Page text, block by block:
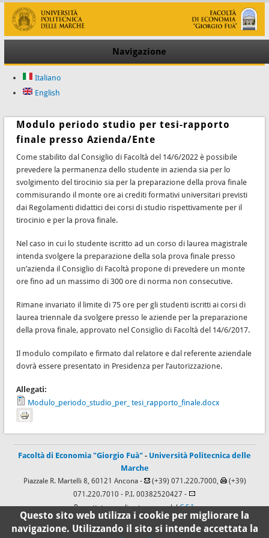
Navigazione
Italiano
English
Modulo periodo studio per tesi-rapporto
finale presso Azienda/Ente
Come stabilito dal Consiglio di Facoltà del 14/6/2022 è possibile
prevedere la permanenza dello studente in azienda sia per lo
svolgimento del tirocinio sia per la preparazione della prova finale
commisurando il monte ore ai crediti formativi universitari previsti
dai Regolamenti didattici dei corsi di studio rispettivamente per il
tirocinio e per la prova finale.
Nel caso in cui lo studente iscritto ad un corso di laurea magistrale
intenda svolgere la preparazione della sola prova finale presso
un’azienda il Consiglio di Facoltà propone di prevedere un monte
ore fino ad un massimo di 300 ore di norma non consecutive.
Rimane invariato il limite di 75 ore per gli studenti iscritti ai corsi di
laurea triennale da svolgere presso le aziende per la preparazione
della prova finale, approvato nel Consiglio di Facoltà del 14/6/2017.
Il modulo compilato e firmato dal relatore e dal referente aziendale
dovrà essere presentato in Presidenza per l’autorizzazione.
Allegati:
Modulo_periodo_studio_per_ tesi_rapporto_finale.docx
Facoltà di Economia "Giorgio Fuà" - Università Politecnica delle
Marche
Piazzale R. Martelli 8, 60121 Ancona - (+39) 071.220.7000,
(+39)
071.220.7010 - P.I. 00382520427 -
Progettato e realizzato a cura delC.S.I.
Questo sito web utilizza i cookie per migliorare la
navigazione. Utilizzando il sito si intende accettata la